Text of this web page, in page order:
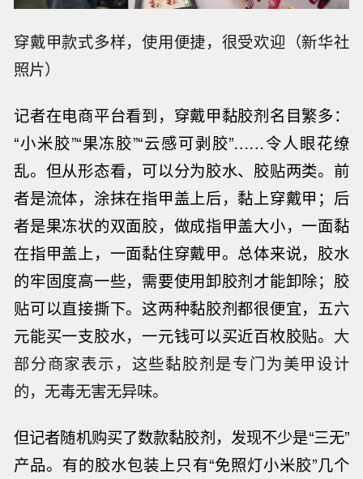
穿戴甲款式多样，使用便捷，很受欢迎（新华社
照片）
记者在电商平台看到，穿戴甲黏胶剂名目繁多：
“小米胶”“果冻胶”“云感可剥胶”……令人眼花缭
乱。但从形态看，可以分为胶水、胶贴两类。前
者是流体，涂抹在指甲盖上后，黏上穿戴甲；后
者是果冻状的双面胶，做成指甲盖大小，一面黏
在指甲盖上，一面黏住穿戴甲。总体来说，胶水
的牢固度高一些，需要使用卸胶剂才能卸除；胶
贴可以直接撕下。这两种黏胶剂都很便宜，五六
元能买一支胶水，一元钱可以买近百枚胶贴。 大
部分商家表示，这些黏胶剂是专门为美甲设计
的，无毒无害无异味。
但记者随机购买了数款黏胶剂，发现不少是“三无”
产品。有的胶水包装上只有“免照灯小米胶”几个